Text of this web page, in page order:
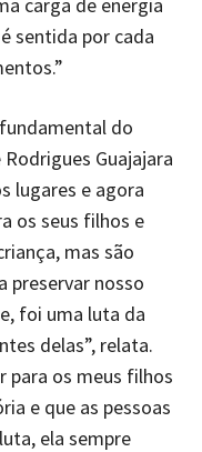
sentida por cada
do
Guajajara
lugares e agora
os seus filhos e
mas são
preservar nosso
foi uma luta da
delas”, relata.
para os meus filhos
e que as pessoas
ela sempre